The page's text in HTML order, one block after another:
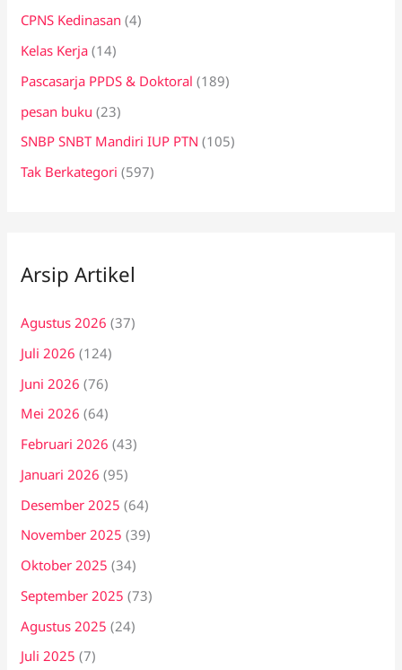
CPNS Kedinasan (4)
Kelas Kerja (14)
Pascasarja PPDS & Doktoral (189)
pesan buku (23)
SNBP SNBT Mandiri IUP PTN (105)
Tak Berkategori (597)
Arsip Artikel
Agustus 2026 (37)
Juli 2026 (124)
Juni 2026 (76)
Mei 2026 (64)
Februari 2026 (43)
Januari 2026 (95)
Desember 2025 (64)
November 2025 (39)
Oktober 2025 (34)
September 2025 (73)
Agustus 2025 (24)
Juli 2025 (7)